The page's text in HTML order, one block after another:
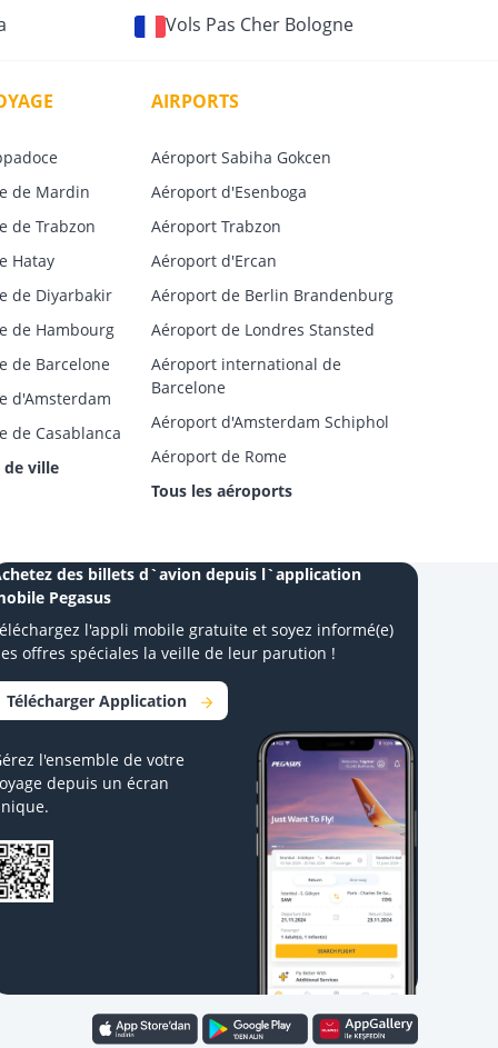
Vols Pas Cher Bologne
de Mardin
de Trabzon
Hatay
de Diyarbakir
de Hambourg
de Barcelone
d'Amsterdam
de Casablanca
de ville
AIRPORTS
Aéroport Sabiha Gokcen
Aéroport d'Esenboga
Aéroport Trabzon
Aéroport d'Ercan
Aéroport de Berlin Brandenburg
Aéroport de Londres Stansted
Aéroport international de
Barcelone
Aéroport d'Amsterdam Schiphol
Aéroport de Rome
Tous les aéroports
des billets d`avion depuis l`application
Pegasus
l'appli mobile gratuite et soyez informé(e)
offres spéciales la veille de leur parution !
Télécharger Application
l'ensemble de votre
depuis un écran